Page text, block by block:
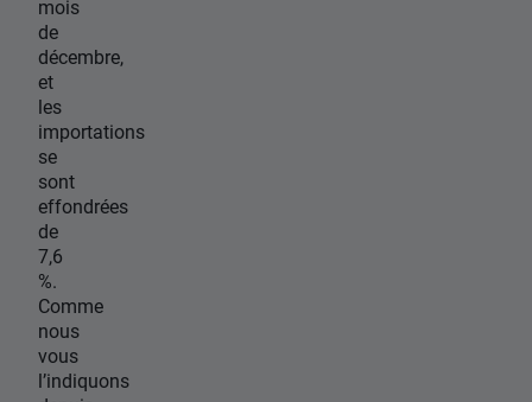
mois
de
décembre,
et
les
importations
se
sont
effondrées
de
7,6
%.
Comme
nous
vous
l’indiquons